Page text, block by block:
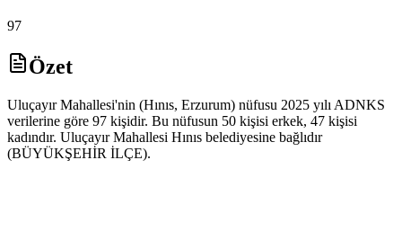
97
Özet
Uluçayır Mahallesi'nin (Hınıs, Erzurum) nüfusu 2025 yılı ADNKS
verilerine göre 97 kişidir. Bu nüfusun 50 kişisi erkek, 47 kişisi
kadındır. Uluçayır Mahallesi Hınıs belediyesine bağlıdır
(BÜYÜKŞEHİR İLÇE).